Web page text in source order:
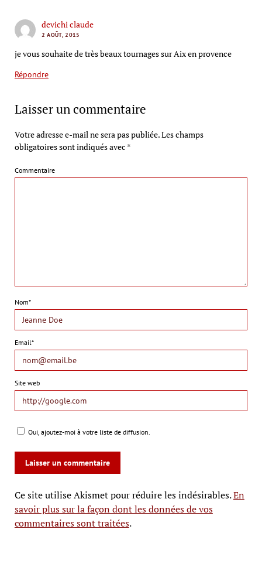
devichi claude
2 AOÛT, 2015
je vous souhaite de très beaux tournages sur Aix en provence
Répondre
Laisser un commentaire
Votre adresse e-mail ne sera pas publiée.Les champs
obligatoires sont indiqués avec *
Commentaire
Nom*
Email*
Site web
Oui, ajoutez-moi à votre liste de diffusion.
Ce site utilise Akismet pour réduire les indésirables.En
savoir plus sur la façon dont les données de vos
commentaires sont traitées.